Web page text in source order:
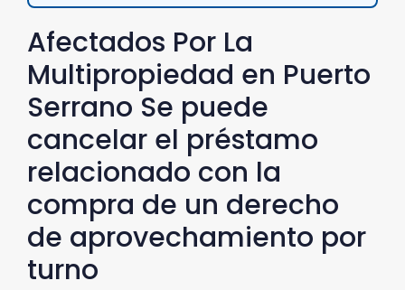
Afectados Por La
Multipropiedad en Puerto
Serrano Se puede
cancelar el préstamo
relacionado con la
compra de un derecho
de aprovechamiento por
turno